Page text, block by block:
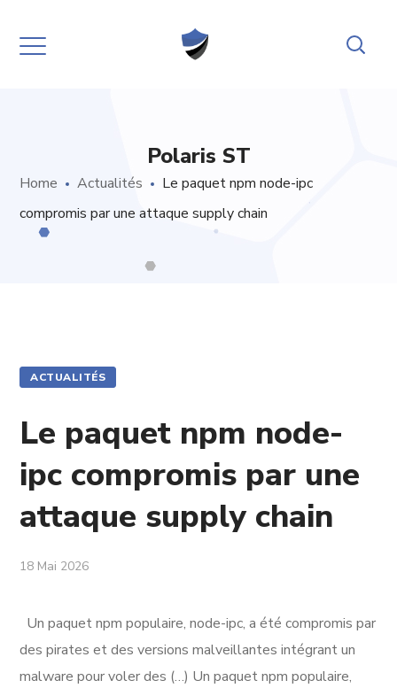
Polaris ST
Home Actualités
Le paquet npm node-ipc
compromis par une attaque supply chain
ACTUALITÉS
Le paquet npm node-
ipc compromis par une
attaque supply chain
18 Mai 2026
Un paquet npm populaire, node-ipc, a été compromis par
des pirates et des versions malveillantes intégrant un
malware pour voler des (…) Un paquet npm populaire,